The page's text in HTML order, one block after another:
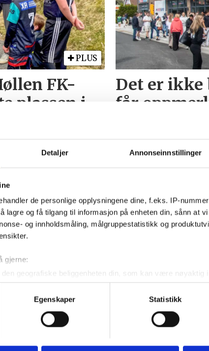
Detaljer Annonseinnstillinger
de personlige opplysningene dine, f.eks. IP-
lagre og få tilgang til informasjon på enheten din, sånn at
og innholdsmåling, målgruppestatistikk og
gjerne:
den geografiske beliggenheten din, som kan være nøyaktig
å aktivt skanne den for bestemte karakteristikker
hvordan dine personlige data behandles og hvordan du
trekke tilbake ditt samtykke fra erklæringen om
dessuten informasjon om hvordan du bruker nettstedet
Egenskaper Statistikk
PLUS
FK-
plassen i
Det er ikke
får
PLUS
Høllesanden live:
TNT